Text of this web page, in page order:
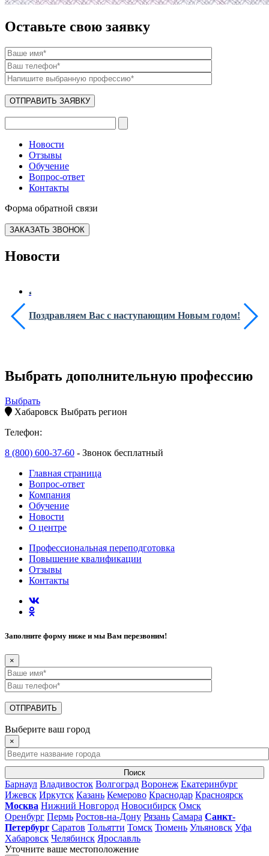
Оставьте свою заявку
Новости
Отзывы
Обучение
Вопрос-ответ
Контакты
Форма обратной связи
ЗАКАЗАТЬ ЗВОНОК
Новости
Поздравляем Вас с наступающим Новым годом!
Выбрать дополнительную профессию
Выбрать
Хабаровск Выбрать регион
Телефон:
8 (800) 600-37-60 - Звонок бесплатный
Главная страница
Вопрос-ответ
Компания
Обучение
Новости
О центре
Профессиональная переподготовка
Повышение квалификации
Отзывы
Контакты
Заполните форму ниже и мы Вам перезвоним!
×
Выберите ваш город
×
Поиск
Барнаул Владивосток Волгоград Воронеж Екатеринбург
Ижевск Иркутск Казань Кемерово Краснодар Красноярск
Москва Нижний Новгород Новосибирск Омск
Оренбург Пермь Ростов-на-Дону Рязань Самара Санкт-
Петербург Саратов Тольятти Томск Тюмень Ульяновск Уфа
Хабаровск Челябинск Ярославль
Уточните ваше местоположение